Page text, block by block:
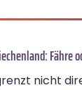
Fähre
nicht